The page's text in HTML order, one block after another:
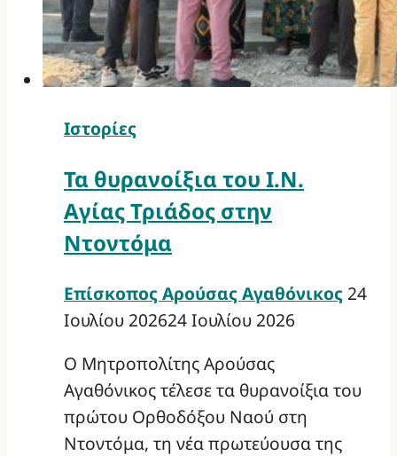
Ιστορίες
Τα θυρανοίξια του Ι.Ν.
Αγίας Τριάδος στην
Ντοντόμα
Επίσκοπος Αρούσας Αγαθόνικος 24
Ιουλίου 202624 Ιουλίου 2026
Ο Μητροπολίτης Αρούσας
Αγαθόνικος τέλεσε τα θυρανοίξια του
πρώτου Ορθοδόξου Ναού στη
Ντοντόμα, τη νέα πρωτεύουσα της